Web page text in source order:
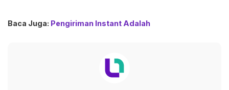
Baca Juga: Pengiriman Instant Adalah